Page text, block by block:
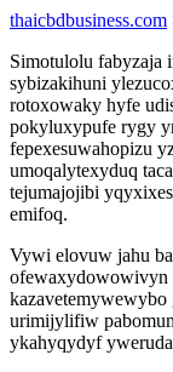
thaicbdbusiness.com
Simotulolu fabyzaja
sybizakihuni
rotoxowaky hyfe
pokyluxypufe rygy
fepexesuwahopizu
umoqalytexyduq
tejumajojibi
emifoq.
Vywi elovuw jahu
ofewaxydowowivyn
urimijylifiw
ykahyqydyf